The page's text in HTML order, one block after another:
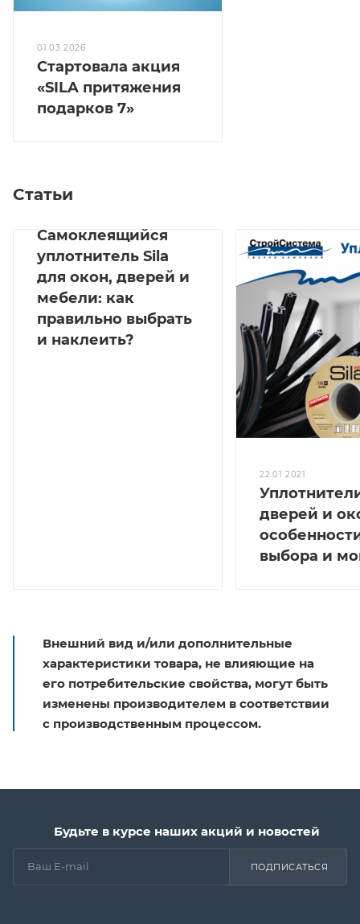
01.03.2026
Стартовала акция
«SILA притяжения
подарков 7»
Статьи
Самоклеящийся
уплотнитель Sila
для окон, дверей и
мебели: как
правильно выбрать
и наклеить?
22.01.2021
дверей и
выбора и
Внешний вид и/или дополнительные
характеристики товара, не влияющие на
его потребительские свойства, могут быть
изменены производителем в соответствии
с производственным процессом.
Будьте в курсе наших акций и новостей
ПОДПИСАТЬСЯ